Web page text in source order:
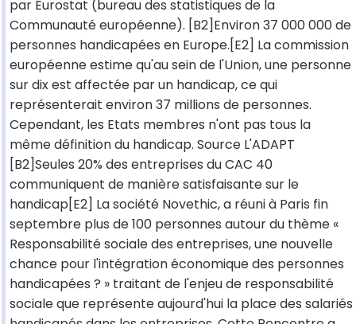
par Eurostat (bureau des statistiques de la
Communauté européenne). [B2]Environ 37 000 000 de
personnes handicapées en Europe.[E2] La commission
européenne estime qu'au sein de l'Union, une personne
sur dix est affectée par un handicap, ce qui
représenterait environ 37 millions de personnes.
Cependant, les Etats membres n'ont pas tous la
même définition du handicap. Source L'ADAPT
[B2]Seules 20% des entreprises du CAC 40
communiquent de manière satisfaisante sur le
handicap[E2] La société Novethic, a réuni à Paris fin
septembre plus de 100 personnes autour du thème «
Responsabilité sociale des entreprises, une nouvelle
chance pour l'intégration économique des personnes
handicapées ? » traitant de l'enjeu de responsabilité
sociale que représente aujourd'hui la place des salariés